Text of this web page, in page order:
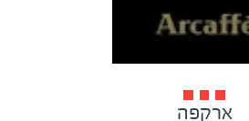
ארקפה